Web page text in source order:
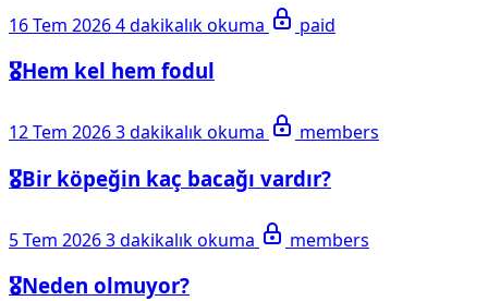
16 Tem 20264 dakikalık okuma paid
🎖️Hem kel hem fodul
12 Tem 20263 dakikalık okuma members
🎖️Bir köpeğin kaç bacağı vardır?
5 Tem 20263 dakikalık okuma members
🎖️Neden olmuyor?